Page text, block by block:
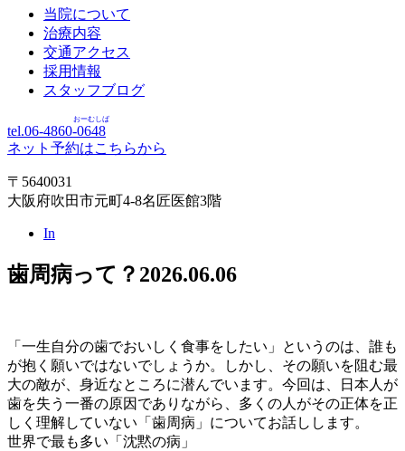
当院について
治療内容
交通アクセス
採用情報
スタッフブログ
tel.06-4860-0648
おーむしば
ネット予約はこちらから
〒5640031
大阪府吹田市元町4-8名匠医館3階
In
歯周病って？ 2026.06.06
「一生自分の歯でおいしく食事をしたい」というのは、誰も
が抱く願いではないでしょうか。しかし、その願いを阻む最
大の敵が、身近なところに潜んでいます。今回は、日本人が
歯を失う一番の原因でありながら、多くの人がその正体を正
しく理解していない「歯周病」についてお話しします。
世界で最も多い「沈黙の病」